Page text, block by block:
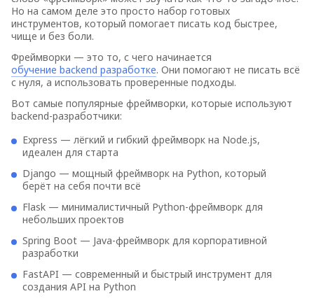
Но на самом деле это просто набор готовых
инструментов, который помогает писать код быстрее,
чище и без боли.
Фреймворки — это то, с чего начинается
обучение backend разработке. Они помогают не писать всё
с нуля, а использовать проверенные подходы.
Вот самые популярные фреймворки, которые используют
backend-разработчики:
Express — лёгкий и гибкий фреймворк на Node.js,
идеален для старта
Django — мощный фреймворк на Python, который
берёт на себя почти всё
Flask — минималистичный Python-фреймворк для
небольших проектов
Spring Boot — Java-фреймворк для корпоративной
разработки
FastAPI — современный и быстрый инструмент для
создания API на Python